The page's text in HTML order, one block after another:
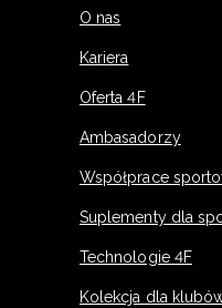
O nas
Kariera
Oferta 4F
Ambasadorzy
Współprace
Suplementy dla
Technologie 4F
Kolekcja dla